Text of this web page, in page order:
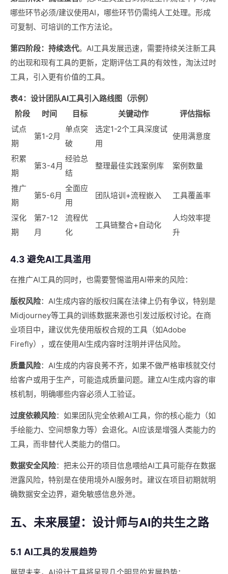
哪些环节必须/建议使用AI，哪些环节仍需纯人工处理。形成
可复制、可培训的工作方法论。
第四阶段：持续迭代。AI工具发展迅速，需要持续关注新工具
的出现和现有工具的更新，定期评估工具的有效性，淘汰过时
工具，引入更有价值的工具。
表4：设计团队AI工具引入路线图（示例）
阶段
时间 目标 关键动作
评估指标
试点
期
第1-2月
单点突
破
选定1-2个工具深度试
用
使用满意度
积累
期
第3-4月
经验总
结
整理最佳实践案例库 案例数量
推广
期
第5-6月
全面应
用
团队培训+流程嵌入 工具覆盖率
深化
期
第7-12
月
流程优
化
工具链整合+自动化
人均效率提
升
4.3 避免AI工具滥用
在推广AI工具的同时，也需要警惕滥用AI带来的风险：
版权风险：AI生成内容的版权归属在法律上仍有争议，特别是
Midjourney等工具的训练数据来源也引发过版权讨论。在商
业项目中，建议优先使用版权合规的工具（如Adobe
Firefly），或在使用AI生成内容时注明并评估风险。
质量风险：AI生成的内容良莠不齐，如果不做严格审核就交付
给客户或用于生产，可能造成质量问题。建立AI生成内容的审
核机制，明确哪些内容必须人工验证。
过度依赖风险：如果团队完全依赖AI工具，你的核心能力（如
手绘能力、空间想象力等）会退化。AI应该是增强人类能力的
工具，而非替代人类能力的借口。
数据安全风险：把未公开的项目信息喂给AI工具可能存在数据
泄露风险，特别是在使用境外AI服务时。建议在项目初期就明
确数据安全边界，避免敏感信息外泄。
五、未来展望：设计师与AI的共生之路
5.1 AI工具的发展趋势
展望未来，AI设计工具将呈现几个明显的发展趋势：